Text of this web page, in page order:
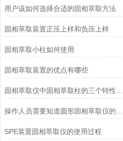
用户该如何选择合适的固相萃取方法
固相萃取装置正压上样和负压上样
固相萃取小柱如何使用
固相萃取装置的优点有哪些
SPE装置固相萃取仪的使用过程